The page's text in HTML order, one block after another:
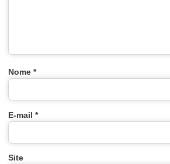
Nome *
E-mail *
Site